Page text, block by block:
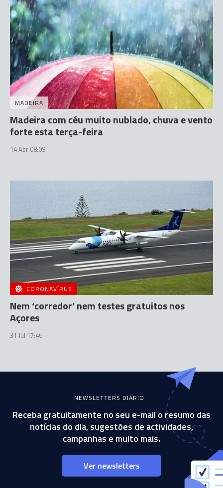
MADEIRA
Madeira com céu muito nublado, chuva e vento
forte esta terça-feira
14 Abr 08:09
CORONAVÍRUS
Nem ‘corredor’ nem testes gratuitos nos
Açores
31 Jul 17:46
NEWSLETTERS DIÁRIO
Receba gratuitamente no seu e-mail o resumo das
notícias do dia, sugestões de actividades,
campanhas e muito mais.
Ver newsletters